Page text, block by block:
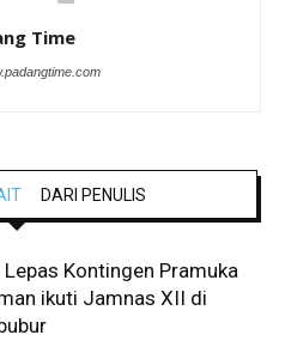
Time
DARI PENULIS
Kontingen Pramuka
ikuti Jamnas XII di